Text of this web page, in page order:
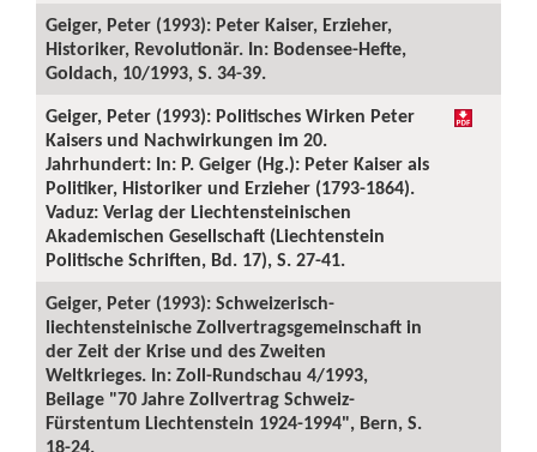
Geiger, Peter (1993): Peter Kaiser, Erzieher,
Historiker, Revolutionär. In: Bodensee-Hefte,
Goldach, 10/1993, S. 34-39.
Geiger, Peter (1993): Politisches Wirken Peter
Kaisers und Nachwirkungen im 20.
Jahrhundert: In: P. Geiger (Hg.): Peter Kaiser als
Politiker, Historiker und Erzieher (1793-1864).
Vaduz: Verlag der Liechtensteinischen
Akademischen Gesellschaft (Liechtenstein
Politische Schriften, Bd. 17), S. 27-41.
Geiger, Peter (1993): Schweizerisch-
liechtensteinische Zollvertragsgemeinschaft in
der Zeit der Krise und des Zweiten
Weltkrieges. In: Zoll-Rundschau 4/1993,
Beilage "70 Jahre Zollvertrag Schweiz-
Fürstentum Liechtenstein 1924-1994", Bern, S.
18-24.